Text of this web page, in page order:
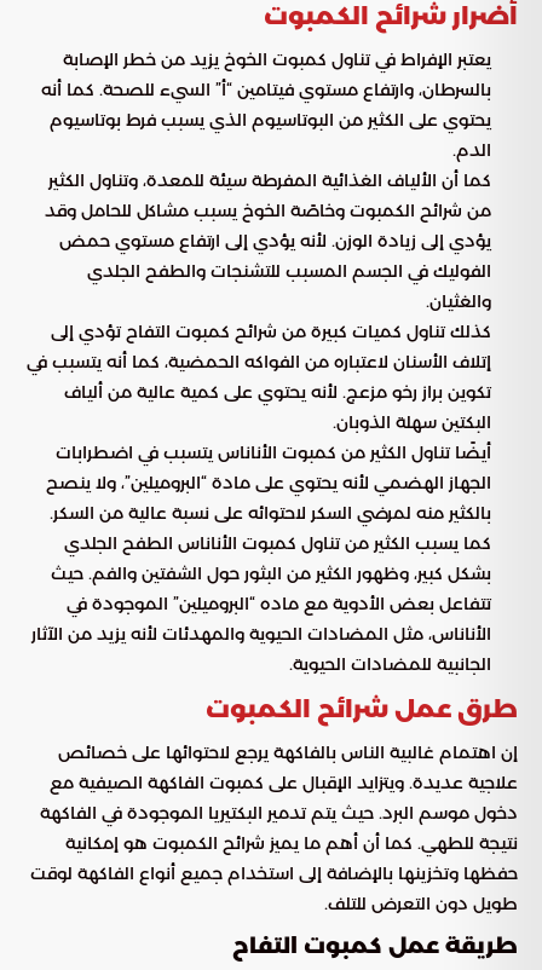
أضرار شرائح الكمبوت
يعتبر الإفراط في تناول كمبوت الخوخ يزيد من خطر الإصابة
بالسرطان، وارتفاع مستوي فيتامين “أ” السيء للصحة. كما أنه
يحتوي على الكثير من البوتاسيوم الذي يسبب فرط بوتاسيوم
الدم.
كما أن الألياف الغذائية المفرطة سيئة للمعدة، وتناول الكثير
من شرائح الكمبوت وخاصًة الخوخ يسبب مشاكل للحامل وقد
يؤدي إلى زيادة الوزن. لأنه يؤدي إلى ارتفاع مستوي حمض
الفوليك في الجسم المسبب للتشنجات والطفح الجلدي
والغثيان.
كذلك تناول كميات كبيرة من شرائح كمبوت التفاح تؤدي إلى
إتلاف الأسنان لاعتباره من الفواكه الحمضية، كما أنه يتسبب في
تكوين براز رخو مزعج. لأنه يحتوي على كمية عالية من ألياف
البكتين سهلة الذوبان.
أيضًا تناول الكثير من كمبوت الأناناس يتسبب في اضطرابات
الجهاز الهضمي لأنه يحتوي على مادة “البروميلين”، ولا ينصح
بالكثير منه لمرضي السكر لاحتوائه على نسبة عالية من السكر.
كما يسبب الكثير من تناول كمبوت الأناناس الطفح الجلدي
بشكل كبير، وظهور الكثير من البثور حول الشفتين والفم. حيث
تتفاعل بعض الأدوية مع ماده “البروميلين” الموجودة في
الأناناس، مثل المضادات الحيوية والمهدئات لأنه يزيد من الآثار
الجانبية للمضادات الحيوية.
طرق عمل شرائح الكمبوت
إن اهتمام غالبية الناس بالفاكهة يرجع لاحتوائها على خصائص
علاجية عديدة. ويتزايد الإقبال على كمبوت الفاكهة الصيفية مع
دخول موسم البرد. حيث يتم تدمير البكتيريا الموجودة في الفاكهة
نتيجة للطهي. كما أن أهم ما يميز شرائح الكمبوت هو إمكانية
حفظها وتخزينها بالإضافة إلى استخدام جميع أنواع الفاكهة لوقت
طويل دون التعرض للتلف.
طريقة عمل كمبوت التفاح